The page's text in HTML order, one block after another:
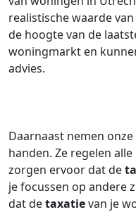
realistische waarde
de hoogte van de
woningmarkt en
advies.
Daarnaast nemen onze
handen. Ze regelen
zorgen ervoor dat de
je focussen op andere
dat detaxatievan je